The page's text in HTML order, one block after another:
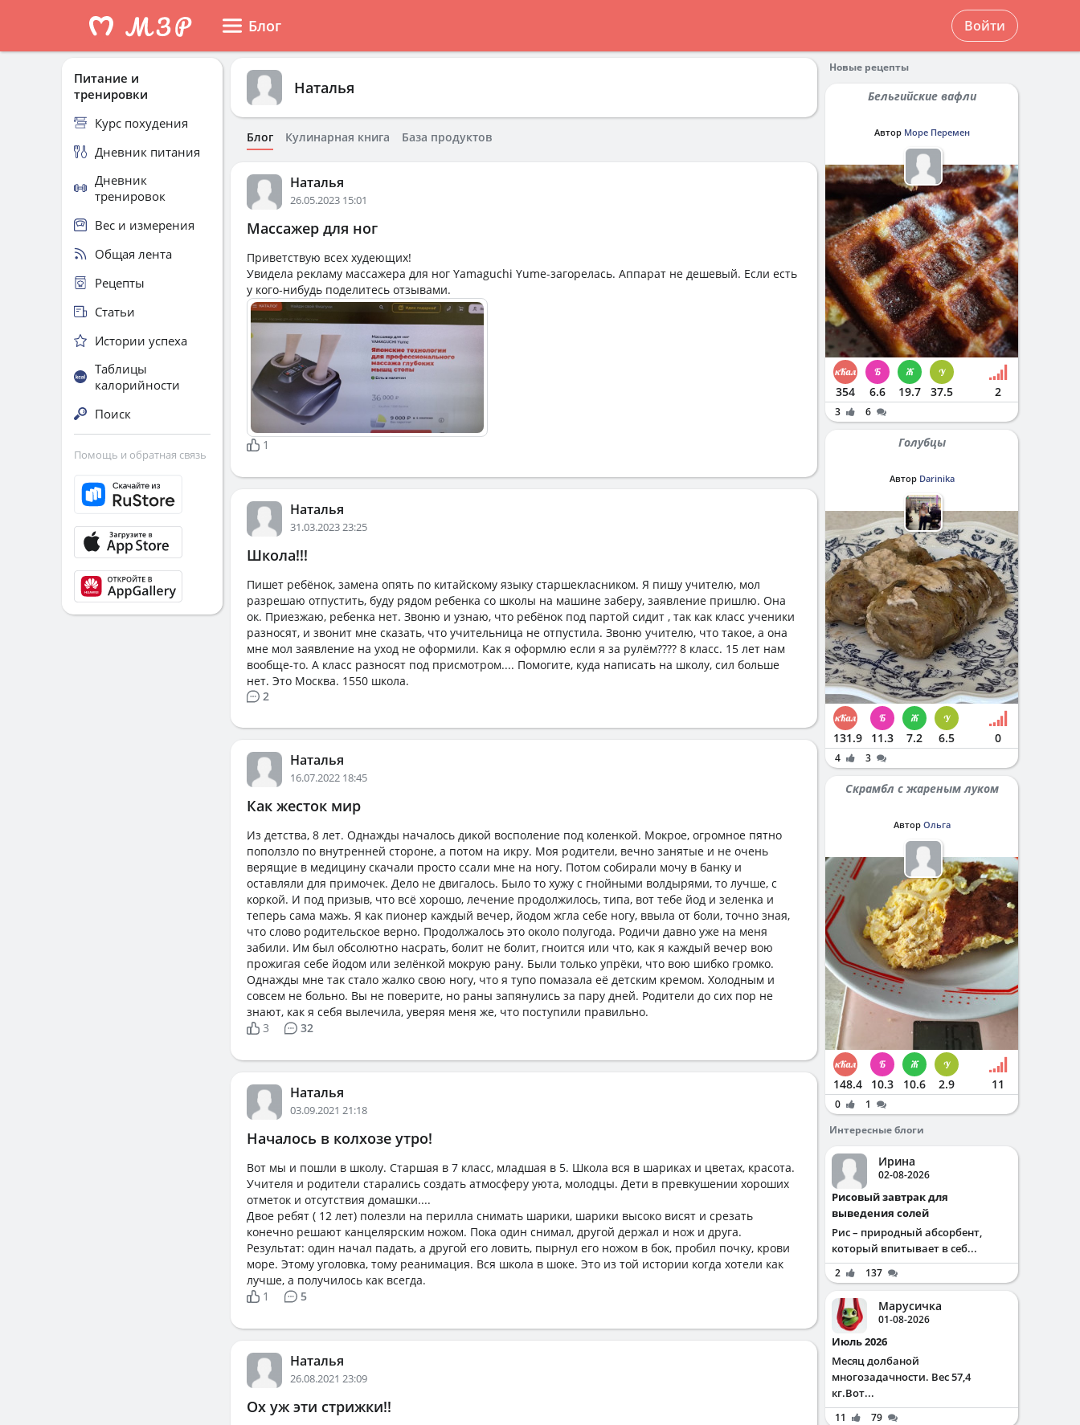
Блог Войти
Наталья
Блог Кулинарная книга База продуктов
Наталья
26.05.2023 15:01
Массажер для ног
Приветствую всех худеющих!
Увидела рекламу массажера для ног Yamaguchi Yume-загорелась. Аппарат не дешевый. Если есть
у кого-нибудь поделитесь отзывами.
1
Наталья
31.03.2023 23:25
Школа!!!
Пишет ребёнок, замена опять по китайскому языку старшекласником. Я пишу учителю, мол
разрешаю отпустить, буду рядом ребенка со школы на машине заберу, заявление пришлю. Она
ок. Приезжаю, ребенка нет. Звоню и узнаю, что ребёнок под партой сидит , так как класс ученики
разносят, и звонит мне сказать, что учительница не отпустила. Звоню учителю, что такое, а она
мне мол заявление на уход не оформили. Как я оформлю если я за рулём???? 8 класс. 15 лет нам
вообще-то. А класс разносят под присмотром.... Помогите, куда написать на школу, сил больше
нет. Это Москва. 1550 школа.
2
Наталья
16.07.2022 18:45
Как жесток мир
Из детства, 8 лет. Однажды началось дикой восполение под коленкой. Мокрое, огромное пятно
поползло по внутренней стороне, а потом на икру. Моя родители, вечно занятые и не очень
верящие в медицину скачали просто ссали мне на ногу. Потом собирали мочу в банку и
оставляли для примочек. Дело не двигалось. Было то хужу с гнойными волдырями, то лучше, с
коркой. И под призыв, что всё хорошо, лечение продолжилось, типа, вот тебе йод и зеленка и
теперь сама мажь. Я как пионер каждый вечер, йодом жгла себе ногу, ввыла от боли, точно зная,
что слово родительское верно. Продолжалось это около полугода. Родичи давно уже на меня
забили. Им был обсолютно насрать, болит не болит, гноится или что, как я каждый вечер вою
прожигая себе йодом или зелёнкой мокрую рану. Были только упрёки, что вою шибко громко.
Однажды мне так стало жалко свою ногу, что я тупо помазала её детским кремом. Холодным и
совсем не больно. Вы не поверите, но раны запянулись за пару дней. Родители до сих пор не
знают, как я себя вылечила, уверяя меня же, что поступили правильно.
3
32
Наталья
03.09.2021 21:18
Началось в колхозе утро!
Вот мы и пошли в школу. Старшая в 7 класс, младшая в 5. Школа вся в шариках и цветах, красота.
Учителя и родители старались создать атмосферу уюта, молодцы. Дети в превкушении хороших
отметок и отсутствия домашки....
Двое ребят ( 12 лет) полезли на перилла снимать шарики, шарики высоко висят и срезать
конечно решают канцелярским ножом. Пока один снимал, другой держал и нож и друга.
Результат: один начал падать, а другой его ловить, пырнул его ножом в бок, пробил почку, крови
море. Этому уголовка, тому реанимация. Вся школа в шоке. Это из той истории когда хотели как
лучше, а получилось как всегда.
1
5
Наталья
26.08.2021 23:09
Ох уж эти стрижки!!
Питание и
тренировки
Курс похудения
Дневник питания
Дневник
тренировок
Вес и измерения
Общая лента
Рецепты
Статьи
Истории успеха
Таблицы
калорийности
Поиск
Помощь и обратная связь
Новые рецепты
Бельгийские вафли
Автор Море Перемен
354 6.6 19.7 37.5 2
3 6
Голубцы
Автор Darinika
131.9 11.3 7.2 6.5 0
4 3
Скрамбл с жареным луком
Автор Ольга
148.4 10.3 10.6 2.9 11
0
1
Интересные блоги
Ирина
02-08-2026
Рисовый завтрак для
выведения солей
Рис – природный абсорбент,
который впитывает в себ...
2 137
Марусичка
01-08-2026
Июль 2026
Месяц долбаной
многозадачности. Вес 57,4
кг.Вот...
11 79